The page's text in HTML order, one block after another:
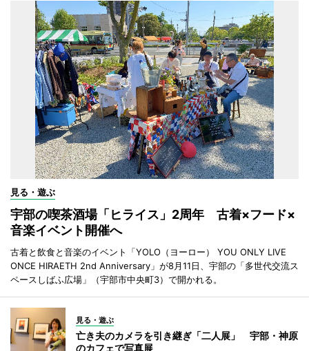
見る・遊ぶ
宇部の喫茶酒場「ヒライス」2周年 古着×フード×
音楽イベント開催へ
古着と飲食と音楽のイベント「YOLO（ヨーロー） YOU ONLY LIVE
ONCE HIRAETH 2nd Anniversary」が8月11日、宇部の「多世代交流ス
ペースしばふ広場」（宇部市中央町3）で開かれる。
見る・遊ぶ
亡き夫のカメラを引き継ぎ「二人展」 宇部・神原
のカフェで写真展